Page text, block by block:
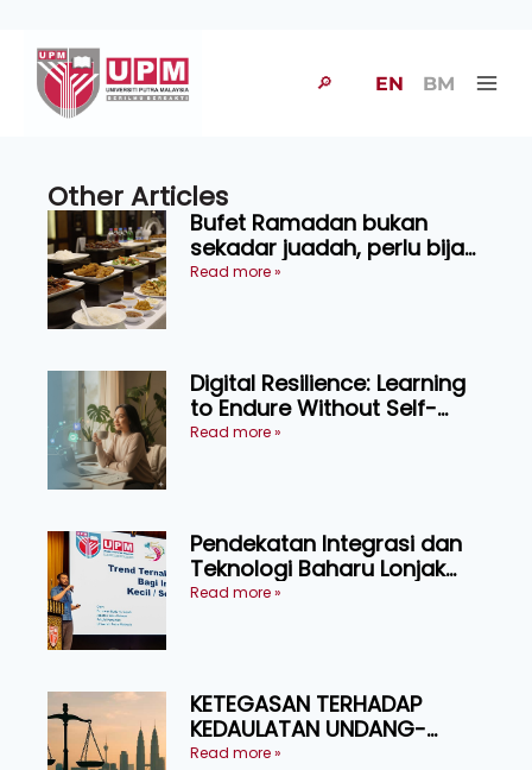
🔎 EN BM
Other Articles
Bufet Ramadan bukan
sekadar juadah, perlu bijak
memilih dan selamat
Read more »
Digital Resilience: Learning
to Endure Without Self-
Pressure
Read more »
Pendekatan Integrasi dan
Teknologi Baharu Lonjak
Produktiviti Ternakan
Read more »
KETEGASAN TERHADAP
KEDAULATAN UNDANG-
UNDANG ASAS KEPADA
Read more »